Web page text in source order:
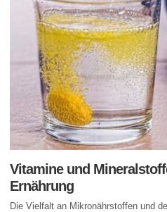
Vitamine und
Ernährung
Die Vielfalt an Mikronährstoffen und